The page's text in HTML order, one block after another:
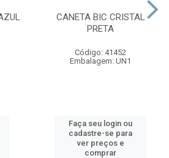
CANETA BIC CRISTAL
PRETA
Código: 41452
Embalagem: UN1
Faça seu login ou
cadastre-se para
ver preços e
comprar